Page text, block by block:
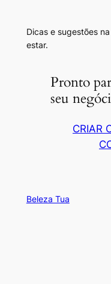
Dicas e sugestões
estar.
Pronto
seu
CRIAR
Beleza Tua